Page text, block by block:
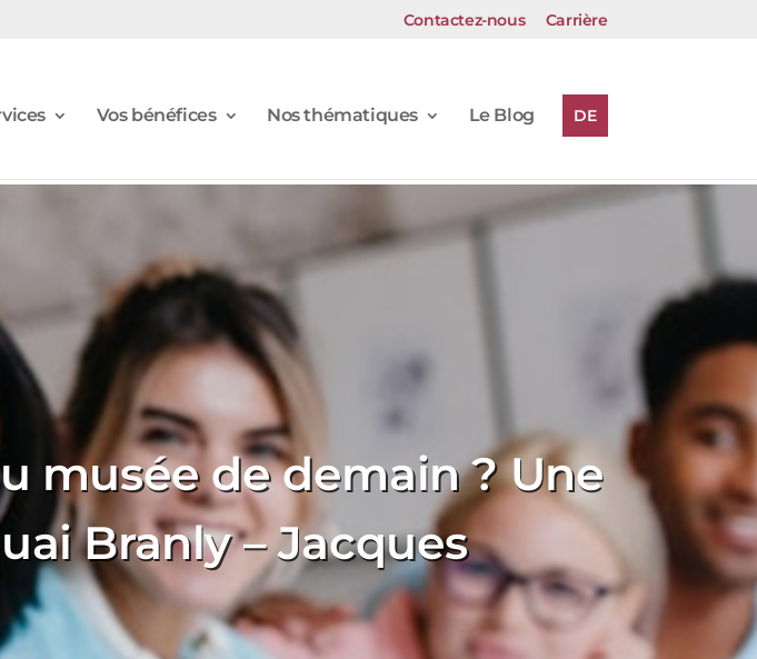
Contactez-nous Carrière
Vos bénéfices Nos thématiques Le Blog DE
musée de demain ? Une
Branly – Jacques